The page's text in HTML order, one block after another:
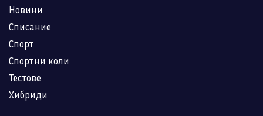
Новини
Списание
Спорт
Спортни коли
Тестове
Хибриди